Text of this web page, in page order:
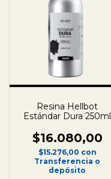
Resina Hellbot
Estándar Dura 250ml
$16.080,00
$15.276,00 con
Transferencia o
depósito